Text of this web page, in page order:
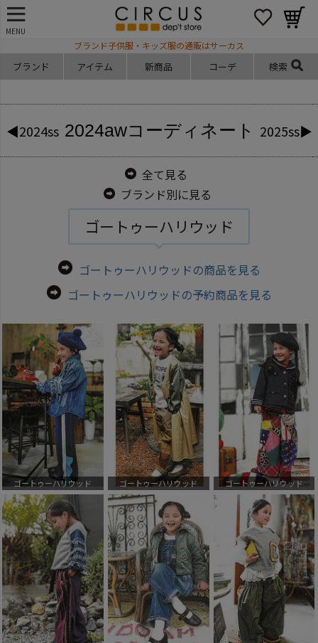
MENU
ブランド子供服・キッズ服の通販はサーカス
ブランド アイテム 新商品 コーデ 検索
◀2024ss 2024awコーディネート 2025ss▶
全て見る
ブランド別に見る
ゴートゥーハリウッド
ゴートゥーハリウッドの商品を見る
ゴートゥーハリウッドの予約商品を見る
ゴートゥーハリウッド ゴートゥーハリウッド ゴートゥーハリウッド